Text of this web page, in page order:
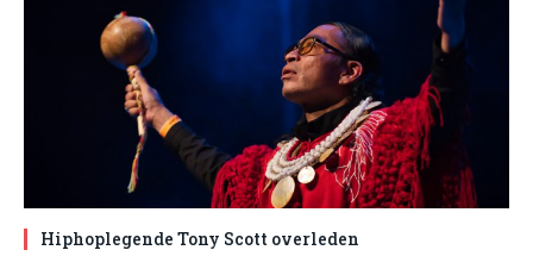
Hiphoplegende Tony Scott overleden